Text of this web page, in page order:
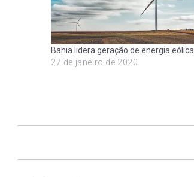
Bahia lidera geração de energia eólica
27 de janeiro de 2020